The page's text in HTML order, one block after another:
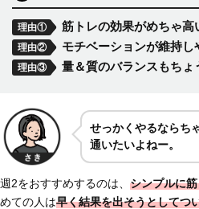
理由① 筋トレの効果がめちゃ高
理由② モチベーションが維持し
理由③ 量＆質のバランスもちょ
せっかくやるならち
通いたいよねー。
週2をおすすめするのは、 シンプルに
めての人は早く結果を出そうとしてつ